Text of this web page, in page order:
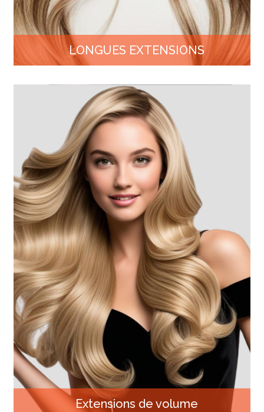
LONGUES EXTENSIONS
Extensions de volume